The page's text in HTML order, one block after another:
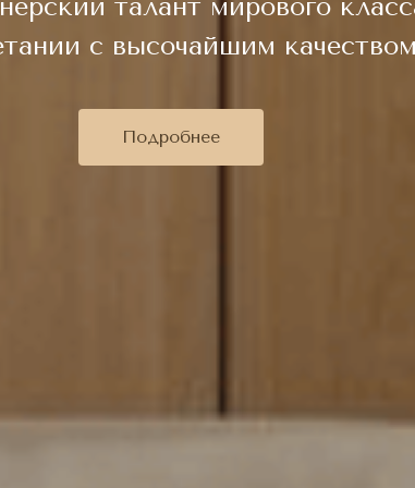
талант мирового
с высочайшим
Подробнее